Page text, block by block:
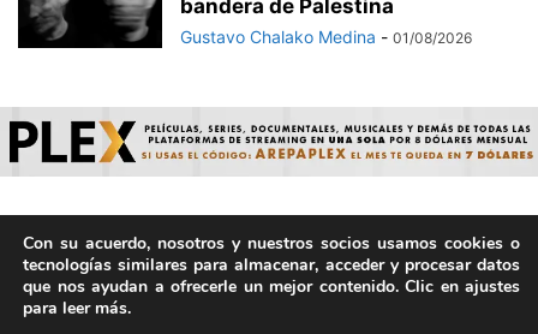
bandera de Palestina
Gustavo Chalako Medina - 01/08/2026
© ArepaVolatil.Com 2021-2025 - Hecho por humanos, no por
IA. | Todos los derechos reservados.
Con su acuerdo, nosotros y nuestros socios usamos cookies o
tecnologías similares para almacenar, acceder y procesar datos
que nos ayudan a ofrecerle un mejor contenido. Clic en ajustes
para leer más.